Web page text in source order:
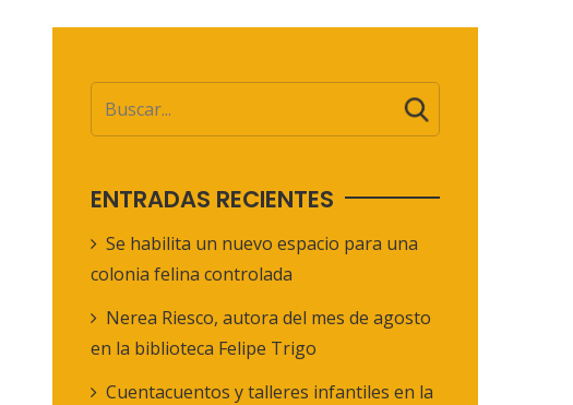
ENTRADAS RECIENTES
Se habilita un nuevo espacio para una
colonia felina controlada
Nerea Riesco, autora del mes de agosto
en la biblioteca Felipe Trigo
Cuentacuentos y talleres infantiles en la